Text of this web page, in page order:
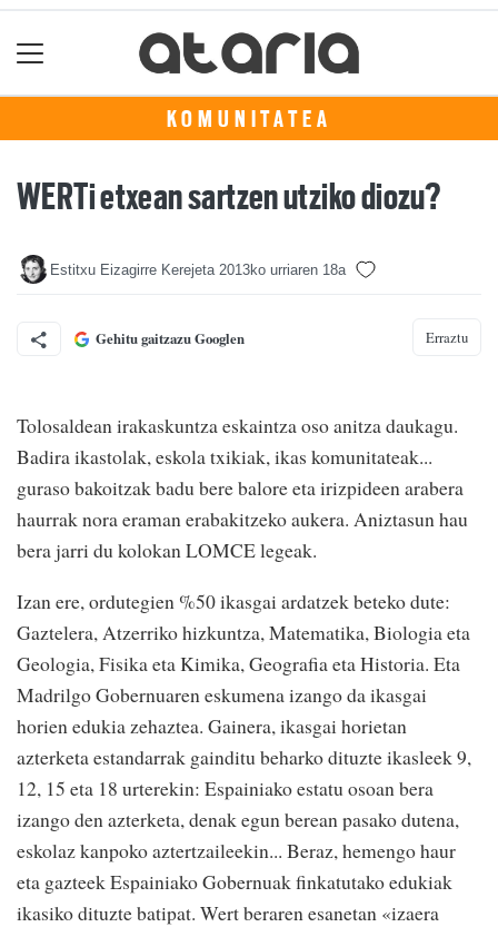
KOMUNITATEA
WERTi etxean sartzen utziko diozu?
Estitxu Eizagirre Kerejeta 2013ko urriaren 18a
Gehitu gaitzazu Googlen Erraztu
Tolosaldean irakaskuntza eskaintza oso anitza daukagu.
Badira ikastolak, eskola txikiak, ikas komunitateak...
guraso bakoitzak badu bere balore eta irizpideen arabera
haurrak nora eraman erabakitzeko aukera. Aniztasun hau
bera jarri du kolokan LOMCE legeak.
Izan ere, ordutegien %50 ikasgai ardatzek beteko dute:
Gaztelera, Atzerriko hizkuntza, Matematika, Biologia eta
Geologia, Fisika eta Kimika, Geografia eta Historia. Eta
Madrilgo Gobernuaren eskumena izango da ikasgai
horien edukia zehaztea. Gainera, ikasgai horietan
azterketa estandarrak gainditu beharko dituzte ikasleek 9,
12, 15 eta 18 urterekin: Espainiako estatu osoan bera
izango den azterketa, denak egun berean pasako dutena,
eskolaz kanpoko aztertzaileekin... Beraz, hemengo haur
eta gazteek Espainiako Gobernuak finkatutako edukiak
ikasiko dituzte batipat. Wert beraren esanetan «izaera